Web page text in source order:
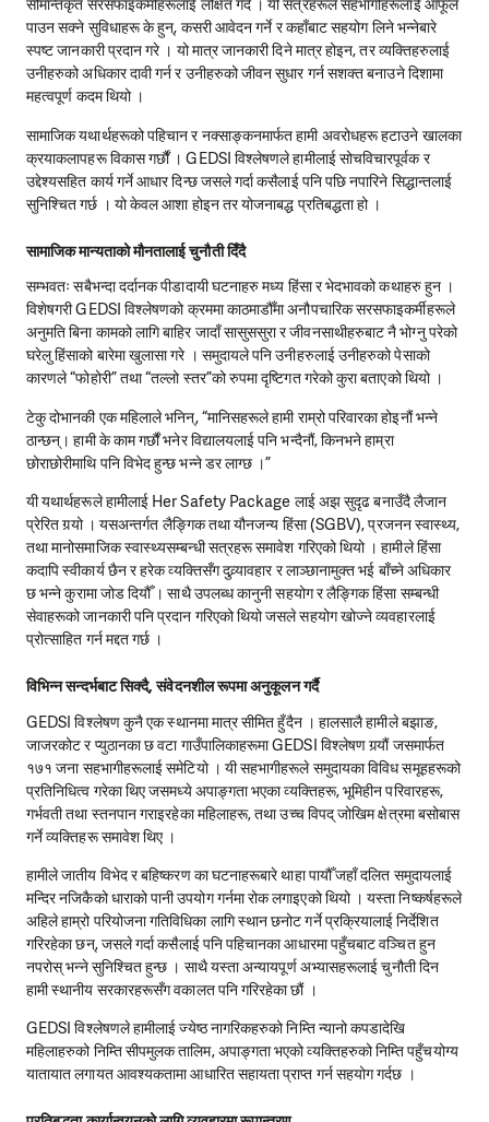
सीमान्तकृत सरसफाइकर्मीहरूलाई लक्षित गर्दै । यी सत्रहरूले सहभागीहरूलाई आफूले
पाउन सक्ने सुविधाहरू के हुन्, कसरी आवेदन गर्ने र कहाँबाट सहयोग लिने भन्नेबारे
स्पष्ट जानकारी प्रदान गरे । यो मात्र जानकारी दिने मात्र होइन, तर व्यक्तिहरुलाई
उनीहरुको अधिकार दावी गर्न र उनीहरुको जीवन सुधार गर्न सशक्त बनाउने दिशामा
महत्वपूर्ण कदम थियो ।
सामाजिक यथार्थहरूको पहिचान र नक्साङ्कनमार्फत हामी अवरोधहरू हटाउने खालका
क्रयाकलापहरू विकास गर्छौं । GEDSI विश्लेषणले हामीलाई सोचविचारपूर्वक र
उद्देश्यसहित कार्य गर्ने आधार दिन्छ जसले गर्दा कसैलाई पनि पछि नपारिने सिद्धान्तलाई
सुनिश्चित गर्छ । यो केवल आशा होइन तर योजनाबद्ध प्रतिबद्धता हो ।
सामाजिक मान्यताको मौनतालाई चुनौती दिँदै
सम्भवतः सबैभन्दा दर्दानक पीडादायी घटनाहरु मध्य हिंसा र भेदभावको कथाहरु हुन ।
विशेषगरी GEDSI विश्लेषणको क्रममा काठमाडौँमा अनौपचारिक सरसफाइकर्मीहरूले
अनुमति बिना कामको लागि बाहिर जादाँ सासुससुरा र जीवनसाथीहरुबाट नै भोग्नु परेको
घरेलु हिंसाको बारेमा खुलासा गरे । समुदायले पनि उनीहरुलाई उनीहरुको पेसाको
कारणले “फोहोरी” तथा “तल्लो स्तर”को रुपमा दृष्टिगत गरेको कुरा बताएको थियो ।
टेकु दोभानकी एक महिलाले भनिन्, “मानिसहरूले हामी राम्रो परिवारका होइनौं भन्ने
ठान्छन्। हामी के काम गर्छौं भनेर विद्यालयलाई पनि भन्दैनौं, किनभने हाम्रा
छोराछोरीमाथि पनि विभेद हुन्छ भन्ने डर लाग्छ ।”
यी यथार्थहरूले हामीलाई Her Safety Package लाई अझ सुदृढ बनाउँदै लैजान
प्रेरित गर्‍यो । यसअन्तर्गत लैङ्गिक तथा यौनजन्य हिंसा (SGBV), प्रजनन स्वास्थ्य,
तथा मानोसमाजिक स्वास्थ्यसम्बन्धी सत्रहरू समावेश गरिएको थियो । हामीले हिंसा
कदापि स्वीकार्य छैन र हरेक व्यक्तिसँग दुव्र्यावहार र लाञ्छानामुक्त भई बाँच्ने अधिकार
छ भन्ने कुरामा जोड दियौँ । साथै उपलब्ध कानुनी सहयोग र लैङ्गिक हिंसा सम्बन्धी
सेवाहरूको जानकारी पनि प्रदान गरिएको थियो जसले सहयोग खोज्ने व्यवहारलाई
प्रोत्साहित गर्न मद्दत गर्छ ।
विभिन्न सन्दर्भबाट सिक्दै, संवेदनशील रूपमा अनुकूलन गर्दै
GEDSI विश्लेषण कुनै एक स्थानमा मात्र सीमित हुँदैन । हालसालै हामीले बझाङ,
जाजरकोट र प्युठानका छ वटा गाउँपालिकाहरूमा GEDSI विश्लेषण गर्‍यौं जसमार्फत
१७१ जना सहभागीहरूलाई समेटियो । यी सहभागीहरूले समुदायका विविध समूहहरूको
प्रतिनिधित्व गरेका थिए जसमध्ये अपाङ्गता भएका व्यक्तिहरू, भूमिहीन परिवारहरू,
गर्भवती तथा स्तनपान गराइरहेका महिलाहरू, तथा उच्च विपद् जोखिम क्षेत्रमा बसोबास
गर्ने व्यक्तिहरू समावेश थिए ।
हामीले जातीय विभेद र बहिष्करण का घटनाहरूबारे थाहा पायौँ जहाँ दलित समुदायलाई
मन्दिर नजिकैको धाराको पानी उपयोग गर्नमा रोक लगाइएको थियो । यस्ता निष्कर्षहरूले
अहिले हाम्रो परियोजना गतिविधिका लागि स्थान छनोट गर्ने प्रक्रियालाई निर्देशित
गरिरहेका छन्, जसले गर्दा कसैलाई पनि पहिचानका आधारमा पहुँचबाट वञ्चित हुन
नपरोस् भन्ने सुनिश्चित हुन्छ । साथै यस्ता अन्यायपूर्ण अभ्यासहरूलाई चुनौती दिन
हामी स्थानीय सरकारहरूसँग वकालत पनि गरिरहेका छौं ।
GEDSI विश्लेषणले हामीलाई ज्येष्ठ नागरिकहरुको निम्ति न्यानो कपडादेखि
महिलाहरुको निम्ति सीपमुलक तालिम, अपाङ्गता भएको व्यक्तिहरुको निम्ति पहुँचयोग्य
यातायात लगायत आवश्यकतामा आधारित सहायता प्राप्त गर्न सहयोग गर्दछ ।